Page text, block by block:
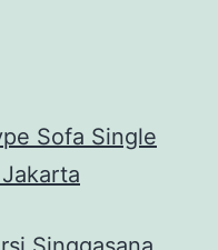
Sofa Single